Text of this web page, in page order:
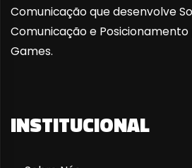
Comunicação que desenvolve
Comunicação e
Games.
INSTITUCIONAL